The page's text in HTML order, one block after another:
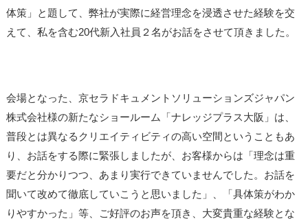
体策」と題して、弊社が実際に経営理念を浸透させた経験を交
えて、私を含む20代新入社員２名がお話をさせて頂きました。
会場となった、 京セラドキュメントソリューションズジャパン
株式会社様の新たなショールーム「ナレッジプラス大阪」は、
普段とは異なるクリエイティビティの高い空間ということもあ
り、お話をする際に緊張しましたが、お客様からは「理念は重
要だと分かりつつ、あまり実行できていませんでした。お話を
聞いて改めて徹底していこうと思いました」、「具体策がわか
りやすかった」等、ご好評のお声を頂き、大変貴重な経験とな